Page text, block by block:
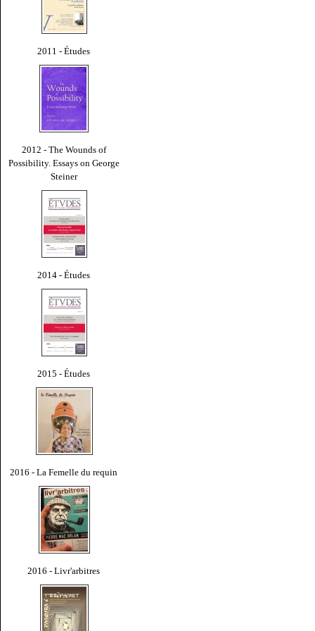
2011 - Études
2012 - The Wounds of
Possibility. Essays on George
Steiner
2014 - Études
2015 - Études
2016 - La Femelle du requin
2016 - Livr'arbitres